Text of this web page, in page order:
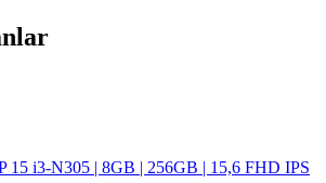
15 i3-N305 | 8GB | 256GB | 15,6 FHD IPS